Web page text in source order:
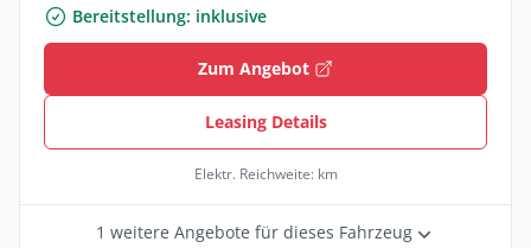
Bereitstellung: inklusive
Zum Angebot
Leasing Details
Elektr. Reichweite: km
1 weitere Angebote für dieses Fahrzeug